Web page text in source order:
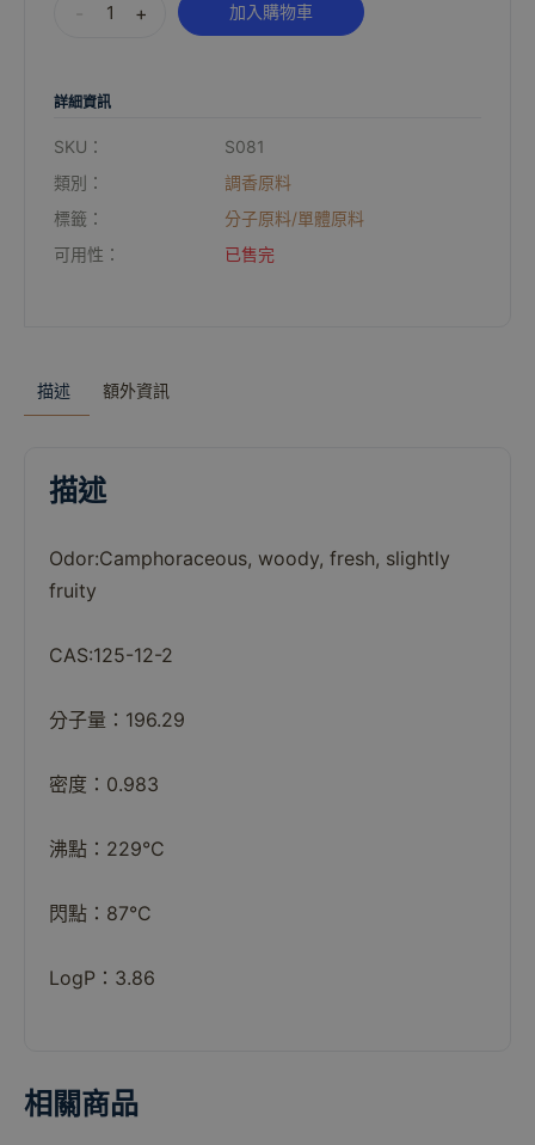
+ 加入購物車
詳細資訊
SKU：
S081
類別：
調香原料
標籤：
分子原料/單體原料
可用性：
已售完
描述 額外資訊
描述
Odor:Camphoraceous, woody, fresh, slightly
fruity
CAS:125-12-2
分子量：196.29
密度：0.983
沸點：229°C
閃點：87°C
LogP：3.86
相關商品